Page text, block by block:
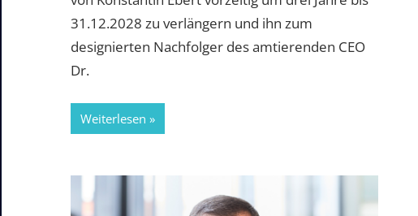
31.12.2028 zu verlängern und ihn zum
designierten Nachfolger des amtierenden CEO
Dr.
Weiterlesen